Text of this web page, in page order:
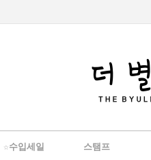
☆수입세일 스탬프